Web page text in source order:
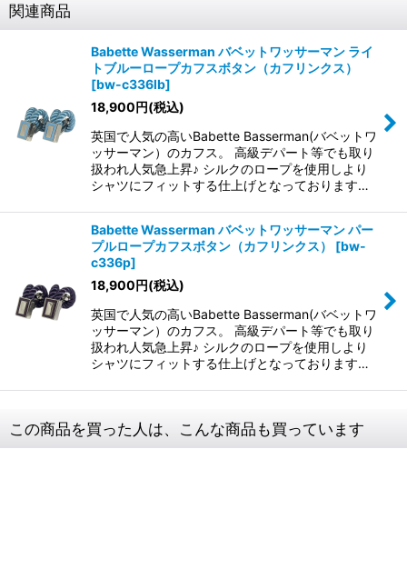
関連商品
Babette Wasserman バベットワッサーマン ライ
トブルーロープカフスボタン（カフリンクス）
[bw-c336lb]
18,900円(税込)
英国で人気の高いBabette Basserman(バベットワ
ッサーマン）のカフス。 高級デパート等でも取り
扱われ人気急上昇♪ シルクのロープを使用しより
シャツにフィットする仕上げとなっております…
Babette Wasserman バベットワッサーマン パー
プルロープカフスボタン（カフリンクス）
[bw-
c336p]
18,900円(税込)
英国で人気の高いBabette Basserman(バベットワ
ッサーマン）のカフス。 高級デパート等でも取り
扱われ人気急上昇♪ シルクのロープを使用しより
シャツにフィットする仕上げとなっております…
この商品を買った人は、こんな商品も買っています